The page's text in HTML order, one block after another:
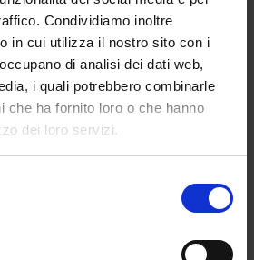
Condividiamo inoltre
in cui utilizza il nostro sito con i
di analisi dei dati web,
i quali potrebbero combinarle
che ha fornito loro o che hanno
dei loro servizi.
in otto episodi che
di Nell Jackson, una
accusata di
lafuorilegge più
del XVIII secolo.
magico le rivela il suo
per scoprire la verità e